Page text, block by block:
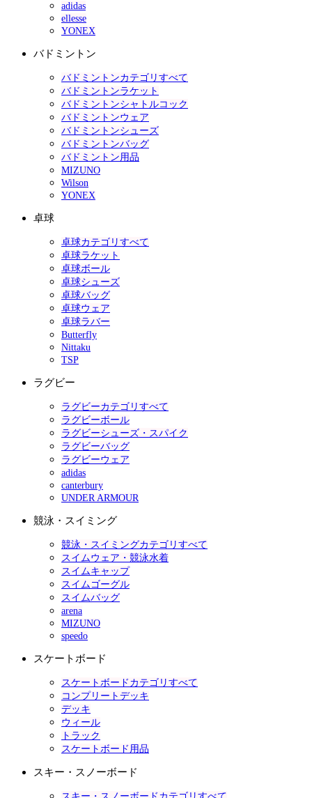
adidas
ellesse
YONEX
バドミントン
バドミントンカテゴリすべて
バドミントンラケット
バドミントンシャトルコック
バドミントンウェア
バドミントンシューズ
バドミントンバッグ
バドミントン用品
MIZUNO
Wilson
YONEX
卓球
卓球カテゴリすべて
卓球ラケット
卓球ボール
卓球シューズ
卓球バッグ
卓球ウェア
卓球ラバー
Butterfly
Nittaku
TSP
ラグビー
ラグビーカテゴリすべて
ラグビーボール
ラグビーシューズ・スパイク
ラグビーバッグ
ラグビーウェア
adidas
canterbury
UNDER ARMOUR
競泳・スイミング
競泳・スイミングカテゴリすべて
スイムウェア・競泳水着
スイムキャップ
スイムゴーグル
スイムバッグ
arena
MIZUNO
speedo
スケートボード
スケートボードカテゴリすべて
コンプリートデッキ
デッキ
ウィール
トラック
スケートボード用品
スキー・スノーボード